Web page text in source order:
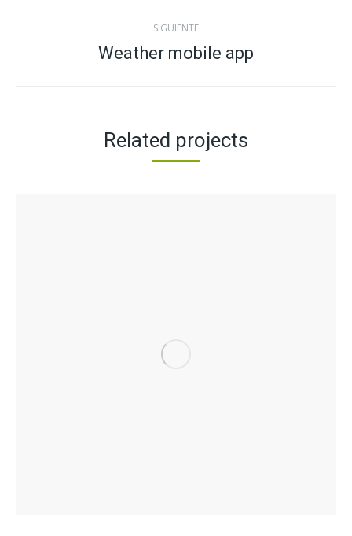
proyectosSIGUIENTE
Proyecto
Weather mobile app
Related projects